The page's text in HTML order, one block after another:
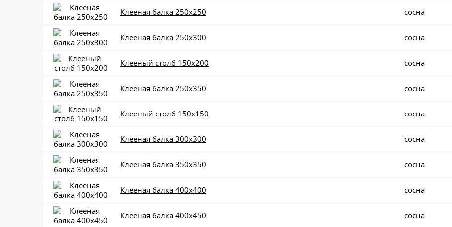
Клееная балка 250x250 сосна
Клееная балка 250x300 сосна
Клееный столб 150x200 сосна
Клееная балка 250x350 сосна
Клееный столб 150x150 сосна
Клееная балка 300x300 сосна
Клееная балка 350x350 сосна
Клееная балка 400x400 сосна
Клееная балка 400x450 сосна